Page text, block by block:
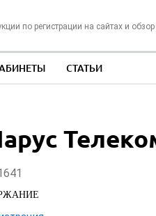
по регистрации на сайтах и
СТАТЬИ